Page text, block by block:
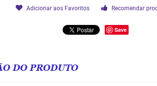
Adicionar aos Favoritos Recomendar
Save
DO PRODUTO